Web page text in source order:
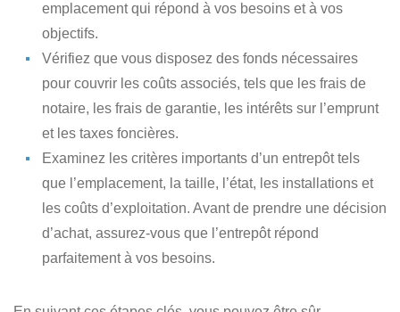
emplacement qui répond à vos besoins et à vos
objectifs.
Vérifiez que vous disposez des fonds nécessaires
pour couvrir les coûts associés, tels que les frais de
notaire, les frais de garantie, les intérêts sur l’emprunt
et les taxes foncières.
Examinez les critères importants d’un entrepôttels
que l’emplacement, la taille, l’état, les installations et
les coûts d’exploitation. Avant de prendre une décision
d’achat, assurez-vous que l’entrepôt répond
parfaitement à vos besoins.